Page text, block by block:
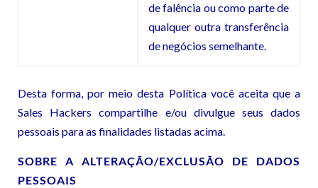
de falência ou como parte de
qualquer outra transferência
de negócios semelhante.
Desta forma, por meio desta Política você aceita que a
Sales Hackers compartilhe e/ou divulgue seus dados
pessoais para as finalidades listadas acima.
SOBRE A ALTERAÇÃO/EXCLUSÃO DE DADOS
PESSOAIS